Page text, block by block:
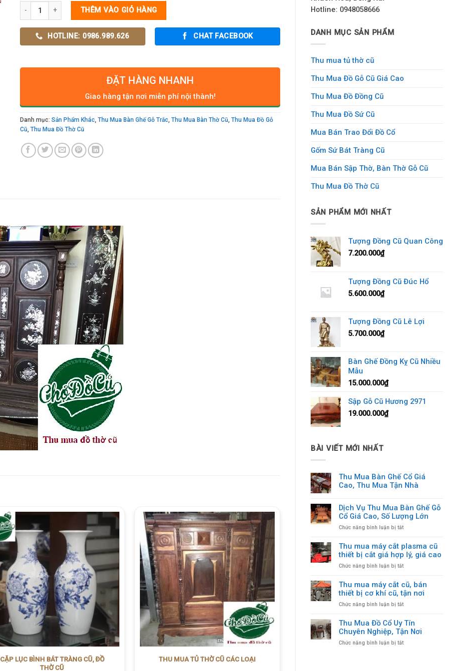
Hotline: 0948058666
DANH MỤC SẢN PHẨM
Thu mua tủ thờ cũ
Thu Mua Đồ Gỗ Cũ Giá Cao
Thu Mua Đồ Đồng Cũ
Thu Mua Đồ Sứ Cũ
Mua Bán Trao Đổi Đồ Cổ
Gốm Sứ Bát Tràng Cũ
Mua Bán Sập Thờ, Bàn Thờ Gỗ Cũ
Thu Mua Đồ Thờ Cũ
SẢN PHẨM MỚI NHẤT
Tượng Đồng Cũ Quan Công
7.200.000₫
Tượng Đồng Cũ Đúc Hổ
5.600.000₫
Tượng Đồng Cũ Lê Lợi
5.700.000₫
Bàn Ghế Đồng Kỵ Cũ Nhiều
Mẫu
15.000.000₫
Sập Gỗ Cũ Hương 2971
19.000.000₫
BÀI VIẾT MỚI NHẤT
Thu Mua Bàn Ghế Cổ Giá
Cao, Thu Mua Tận Nhà
Dịch Vụ Thu Mua Bàn Ghế Gỗ
Cổ Giá Cao, Số Lượng Lớn
Chức năng bình luận bị tắtở
Vụ
Thu
Mua
Bàn
Gỗ
Cổ
Giá
Cao,
Lượng
Lớn
Thu mua máy cắt plasma cũ
thiết bị cắt giá hợp lý, giá cao
Chức năng bình luận bị tắtở
mua
máy
cắt
plasma
thiết
bị
giá
Thu mua máy cắt cũ, bán
thiết bị cơ khí cũ, tận nơi
Chức năng bình luận bị tắtở
mua
máy
cắt
cũ,
Thu Mua Đồ Cổ Uy Tín
Chuyên Nghiệp, Tận Nơi
Chức năng bình luận bị tắtở
tủ thờ gỗ trắc cổ số lượngTHÊM VÀO GIỎ HÀNG
HOTLINE: 0986.989.626 CHAT FACEBOOK
ĐẶT HÀNG NHANH
Giao hàng tận nơi miễn phí nội thành!
Danh mục:Sản Phẩm Khác ,Thu Mua Bàn Ghế Gỗ Trắc ,Thu Mua Bàn Thờ Cũ ,Thu Mua Đồ Gỗ
Cũ ,Thu Mua Đồ Thờ Cũ
CẶP LỤC BÌNH BÁT TRÀNG CŨ, ĐỒ
THỜ CŨ
THU MUA TỦ THỜ CŨ CÁC LOẠI
GỖ GỤ
2.500.000 ₫